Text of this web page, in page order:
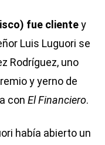
fue clientey
Luis Luguori se
Rodríguez, uno
y yerno de
conEl Financiero.
había abierto un